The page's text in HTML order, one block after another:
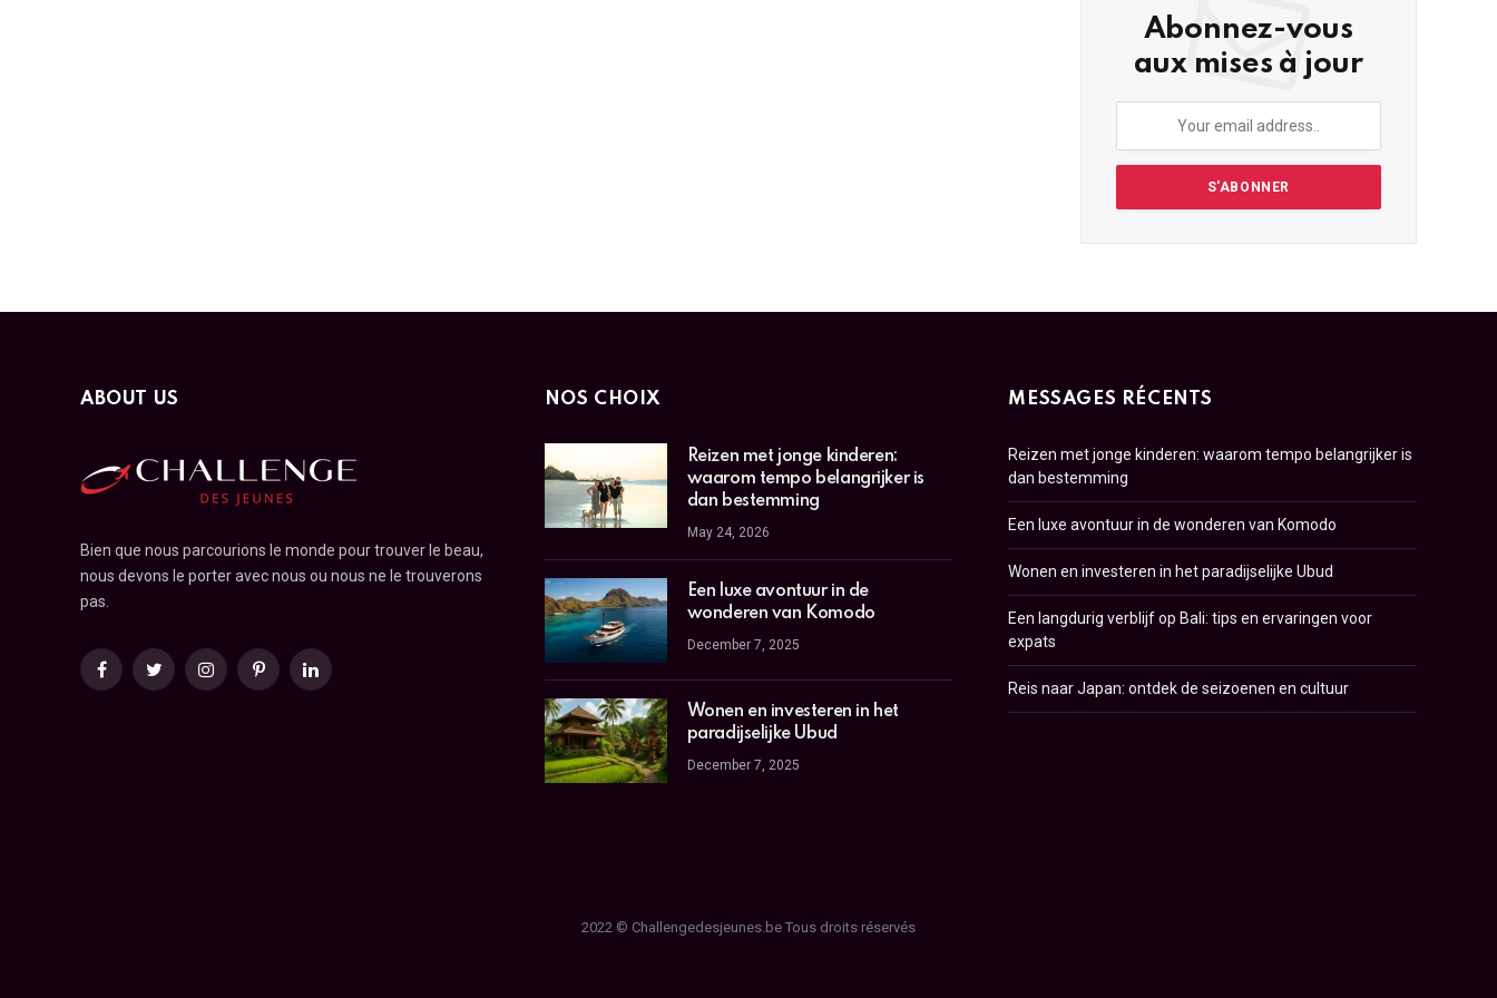
Abonnez-vous
aux mises à jour
ABOUT US
Bien que nous parcourions le monde pour trouver le beau,
nous devons le porter avec nous ou nous ne le trouverons
pas.
FacebookTwitterInstagramPinterestLinkedIn
NOS CHOIX
Reizen met jonge kinderen:
waarom tempo belangrijker is
dan bestemming
May 24, 2026
Een luxe avontuur in de
wonderen van Komodo
December 7, 2025
Wonen en investeren in het
paradijselijke Ubud
December 7, 2025
MESSAGES RÉCENTS
Reizen met jonge kinderen: waarom tempo belangrijker is
dan bestemming
Een luxe avontuur in de wonderen van Komodo
Wonen en investeren in het paradijselijke Ubud
Een langdurig verblijf op Bali: tips en ervaringen voor
expats
Reis naar Japan: ontdek de seizoenen en cultuur
2022 © Challengedesjeunes.be Tous droits réservés